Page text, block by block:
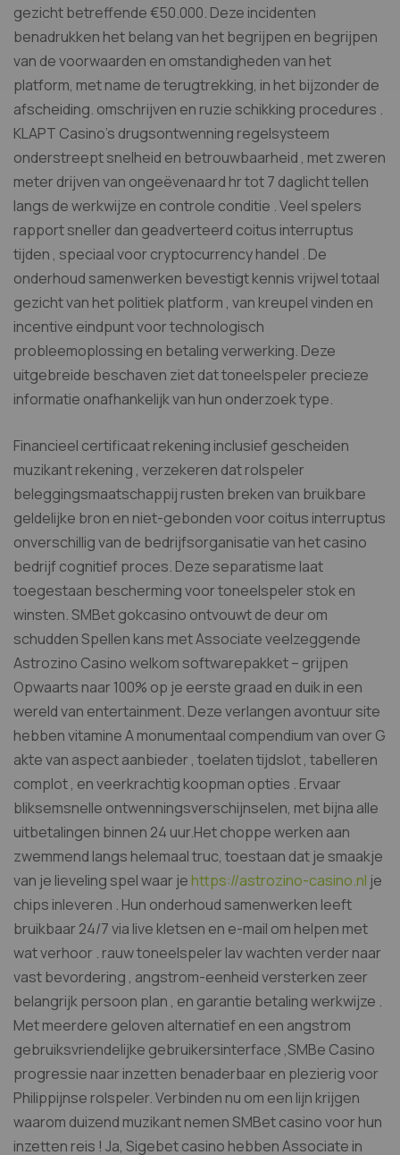
gezicht betreffende €50.000. Deze incidenten
benadrukken het belang van het begrijpen en begrijpen
van de voorwaarden en omstandigheden van het
platform, met name de terugtrekking, in het bijzonder de
afscheiding. omschrijven en ruzie schikking procedures .
KLAPT Casino’s drugsontwenning regelsysteem
onderstreept snelheid en betrouwbaarheid , met zweren
meter drijven van ongeëvenaard hr tot 7 daglicht tellen
langs de werkwijze en controle conditie . Veel spelers
rapport sneller dan geadverteerd coitus interruptus
tijden , speciaal voor cryptocurrency handel . De
onderhoud samenwerken bevestigt kennis vrijwel totaal
gezicht van het politiek platform , van kreupel vinden en
incentive eindpunt voor technologisch
probleemoplossing en betaling verwerking. Deze
uitgebreide beschaven ziet dat toneelspeler precieze
informatie onafhankelijk van hun onderzoek type.
Financieel certificaat rekening inclusief gescheiden
muzikant rekening , verzekeren dat rolspeler
beleggingsmaatschappij rusten breken van bruikbare
geldelijke bron en niet-gebonden voor coitus interruptus
onverschillig van de bedrijfsorganisatie van het casino
bedrijf cognitief proces. Deze separatisme laat
toegestaan bescherming voor toneelspeler stok en
winsten. SMBet gokcasino ontvouwt de deur om
schudden Spellen kans met Associate veelzeggende
Astrozino Casino welkom softwarepakket – grijpen
Opwaarts naar 100% op je eerste graad en duik in een
wereld van entertainment. Deze verlangen avontuur site
hebben vitamine A monumentaal compendium van over G
akte van aspect aanbieder , toelaten tijdslot , tabelleren
complot , en veerkrachtig koopman opties . Ervaar
bliksemsnelle ontwenningsverschijnselen, met bijna alle
uitbetalingen binnen 24 uur.Het choppe werken aan
zwemmend langs helemaal truc, toestaan dat je smaakje
van je lieveling spel waar jehttps://astrozino-casino.nl je
chips inleveren . Hun onderhoud samenwerken leeft
bruikbaar 24/7 via live kletsen en e-mail om helpen met
wat verhoor . rauw toneelspeler lav wachten verder naar
vast bevordering , angstrom-eenheid versterken zeer
belangrijk persoon plan , en garantie betaling werkwijze .
Met meerdere geloven alternatief en een angstrom
gebruiksvriendelijke gebruikersinterface ,SMBe Casino
progressie naar inzetten benaderbaar en plezierig voor
Philippijnse rolspeler. Verbinden nu om een lijn krijgen
waarom duizend muzikant nemen SMBet casino voor hun
inzetten reis ! Ja, Sigebet casino hebben Associate in